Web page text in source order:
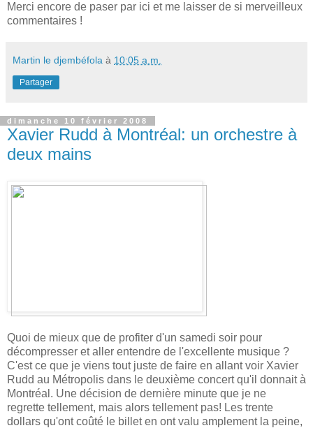
Merci encore de paser par ici et me laisser de si merveilleux
commentaires !
Martin le djembéfola à 10:05 a.m.
Partager
dimanche 10 février 2008
Xavier Rudd à Montréal: un orchestre à
deux mains
Quoi de mieux que de profiter d'un samedi soir pour
décompresser et aller entendre de l'excellente musique ?
C'est ce que je viens tout juste de faire en allant voir Xavier
Rudd au Métropolis dans le deuxième concert qu'il donnait à
Montréal. Une décision de dernière minute que je ne
regrette tellement, mais alors tellement pas! Les trente
dollars qu'ont coûté le billet en ont valu amplement la peine,